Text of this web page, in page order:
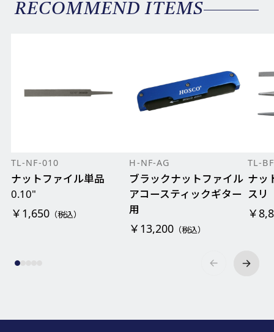
RECOMMEND ITEMS
TL-NF-010
ナットファイル単品
0.10"
￥1,650（税込）
H-NF-AG
ブラックナットファイル
アコースティックギター
用
￥13,200 （税込）
TL-
ナッ
スリ
￥